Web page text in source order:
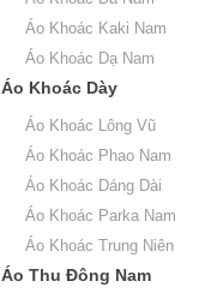
Áo Khoác Kaki Nam
Áo Khoác Dạ Nam
Áo Khoác Dày
Áo Khoác Lông Vũ
Áo Khoác Phao Nam
Áo Khoác Dáng Dài
Áo Khoác Parka Nam
Áo Khoác Trung Niên
Áo Thu Đông Nam